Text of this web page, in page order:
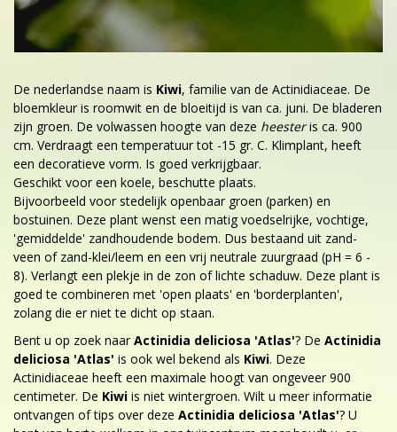
De nederlandse naam is Kiwi, familie van de Actinidiaceae. De
bloemkleur is roomwit en de bloeitijd is van ca. juni. De bladeren
zijn groen. De volwassen hoogte van deze heesteris ca. 900
cm. Verdraagt een temperatuur tot -15 gr. C. Klimplant, heeft
een decoratieve vorm. Is goed verkrijgbaar.
Geschikt voor een koele, beschutte plaats.
Bijvoorbeeld voor stedelijk openbaar groen (parken) en
bostuinen. Deze plant wenst een matig voedselrijke, vochtige,
'gemiddelde' zandhoudende bodem. Dus bestaand uit zand-
veen of zand-klei/leem en een vrij neutrale zuurgraad (pH = 6 -
8). Verlangt een plekje in de zon of lichte schaduw. Deze plant is
goed te combineren met 'open plaats' en 'borderplanten',
zolang die er niet te dicht op staan.
Bent u op zoek naarActinidia deliciosa 'Atlas'? De Actinidia
deliciosa 'Atlas' is ook wel bekend als Kiwi. Deze
Actinidiaceae heeft een maximale hoogt van ongeveer 900
centimeter. De Kiwi is niet wintergroen. Wilt u meer informatie
ontvangen of tips over deze Actinidia deliciosa 'Atlas'? U